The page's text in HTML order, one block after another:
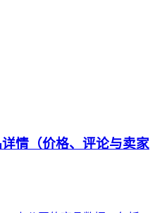
情（价格、评论与卖家